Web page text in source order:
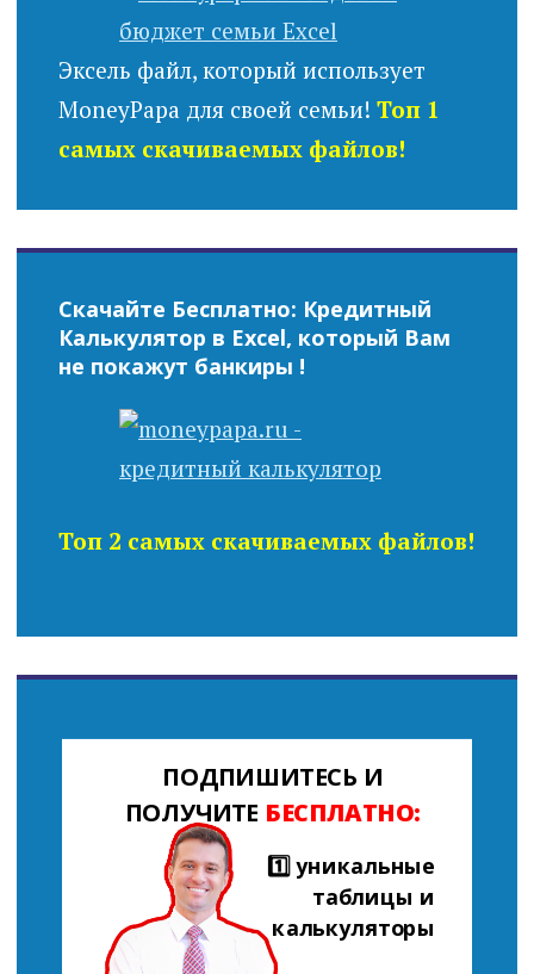
Эксель файл, который использует
MoneyPapa для своей семьи! Топ 1
самых скачиваемых файлов!
Скачайте Бесплатно: Кредитный
Калькулятор в Excel, который Вам
не покажут банкиры !
Топ 2 самых скачиваемых файлов!
ПОДПИШИТЕСЬ И
ПОЛУЧИТЕ БЕСПЛАТНО:
1️⃣ уникальные
таблицы и
калькуляторы